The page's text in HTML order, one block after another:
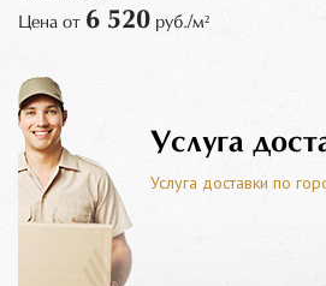
Цена от 6 520 руб./м²
Услуга
Услуга доставки по